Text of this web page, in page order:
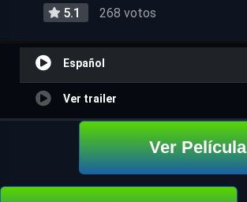
5.1 268 votos
Español
Ver trailer
Ver Película